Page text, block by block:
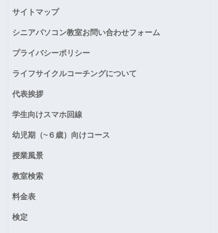
サイトマップ
シニアパソコン教室お問い合わせフォーム
プライバシーポリシー
ライフサイクルコーチングについて
代表挨拶
学生向けスマホ回線
幼児期（~６歳）向けコース
授業風景
教室検索
料金表
検定